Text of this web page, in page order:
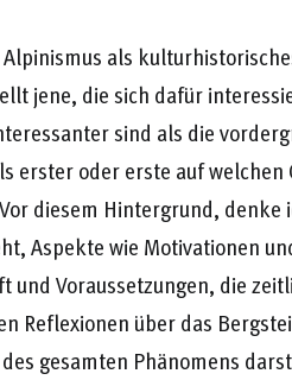
als
jene, die sich dafür
sind als die
erster oder erste auf
diesem Hintergrund, denke
Aspekte wie Motivationen
und Voraussetzungen, die
Reflexionen über das
gesamten Phänomens